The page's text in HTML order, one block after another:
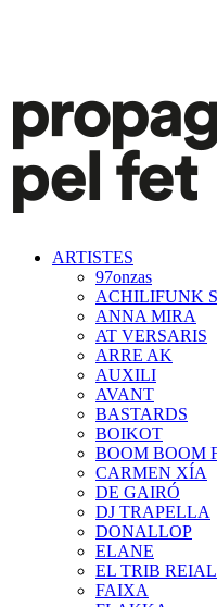
ARTISTES
97onzas
ACHILIFUNK
ANNA MIRA
AT VERSARIS
ARRE AK
AUXILI
AVANT
BASTARDS
BOIKOT
BOOM BOOM
CARMEN XÍA
DE GAIRÓ
DJ TRAPELLA
DONALLOP
ELANE
EL TRIB REIAL
FAIXA